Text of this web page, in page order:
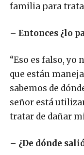
familia para
– Entonces ¿lo
“Eso es falso, yo
que están
sabemos de
señor está
tratar de dañar
– ¿De dónde